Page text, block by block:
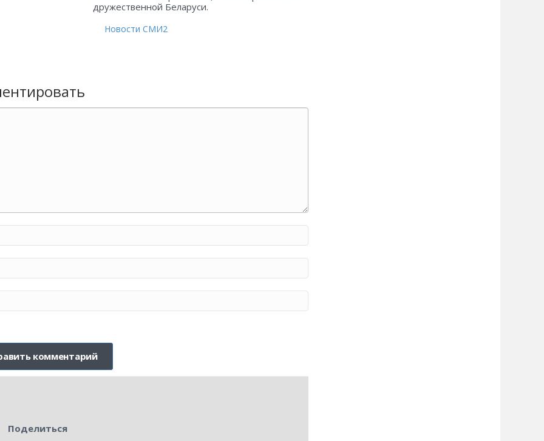
дружественной Беларуси.
Новости СМИ2
Поделиться